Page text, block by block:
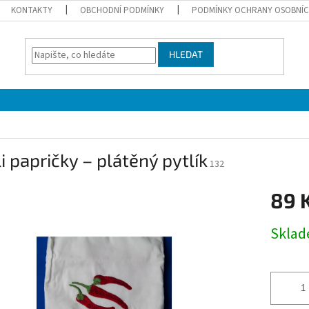
KONTAKTY OBCHODNÍ PODMÍNKY PODMÍNKY OCHRANY
HLEDAT
papričky – plátěný pytlík 132
89
cena: